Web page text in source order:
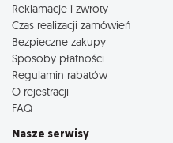
Reklamacje i zwroty
Czas realizacji zamówień
Bezpieczne zakupy
Sposoby płatności
Regulamin rabatów
O rejestracji
FAQ
Nasze serwisy